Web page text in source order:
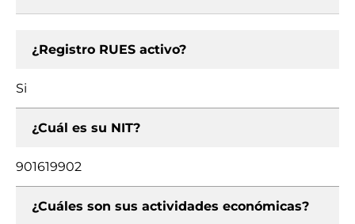
¿Registro RUES activo?
Si
¿Cuál es su NIT?
901619902
¿Cuáles son sus actividades económicas?